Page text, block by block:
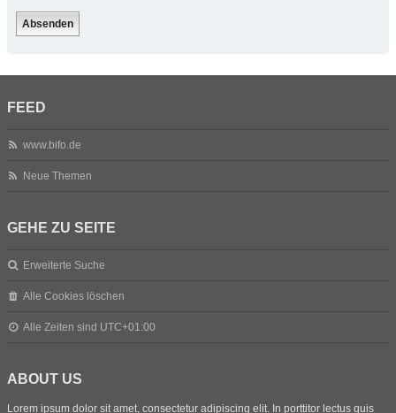
FEED
www.bifo.de
Neue Themen
GEHE ZU SEITE
Erweiterte Suche
Alle Cookies löschen
Alle Zeiten sind UTC+01:00
ABOUT US
Lorem ipsum dolor sit amet, consectetur adipiscing elit. In porttitor lectus quis